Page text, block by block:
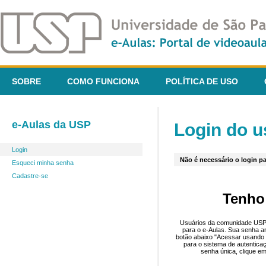
SOBRE COMO FUNCIONA POLÍTICA DE USO
e-Aulas da USP
Login
Esqueci minha senha
Cadastre-se
Login do
Não é necessário o login
Usuários da comunidade
para o e-Aulas. Sua senha
botão abaixo "Acessar
para o sistema de
senha única, clique